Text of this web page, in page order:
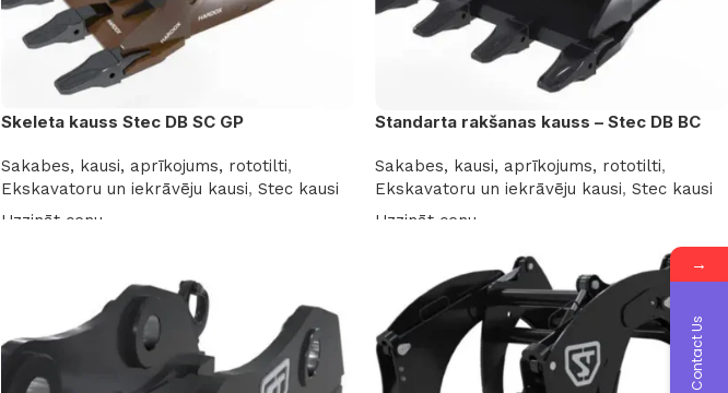
Skeleta kauss Stec DB SC GP
Sakabes, kausi, aprīkojums, rototilti,
Ekskavatoru un iekrāvēju kausi, Stec kausi
Uzzināt cenu
Standarta rakšanas kauss – Stec DB BC
Sakabes, kausi, aprīkojums, rototilti,
Ekskavatoru un iekrāvēju kausi,Stec kausi
Uzzināt cenu
→
Contact Us